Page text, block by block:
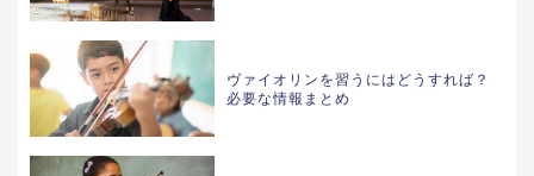
ヴァイオリンを習うにはどうすれば？
必要な情報まとめ